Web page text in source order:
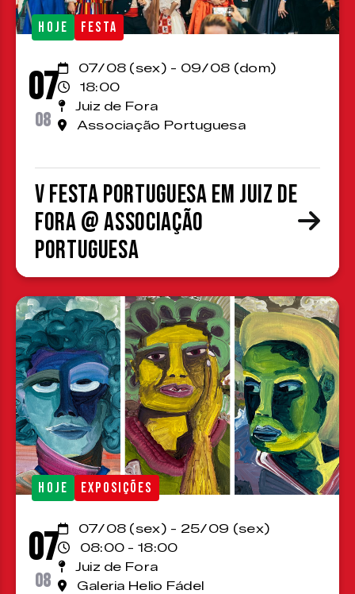
HOJE FESTA
07
08
07/08 (sex) - 09/08 (dom)
18:00
Juiz de Fora
Associação Portuguesa
V Festa Portuguesa em Juiz de
Fora @ Associação
Portuguesa
HOJE EXPOSIÇÕES
07
08
07/08 (sex) - 25/09 (sex)
08:00 - 18:00
Juiz de Fora
Galeria Helio Fádel